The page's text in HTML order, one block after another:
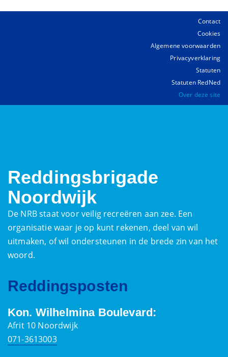
Contact
Cookies
Algemene voorwaarden
Privacyverklaring
Statuten
Statuten RedNed
Over deze site
Reddingsbrigade
Noordwijk
De NRB staat voor veilig recreëren aan zee. Een
organisatie waar je op kunt rekenen, deel van wil
uitmaken, of wil ondersteunen in de brede zin van het
woord.
Reddingsposten
Kon. Wilhelmina Boulevard:
Afrit 10 Noordwijk
071-3613003